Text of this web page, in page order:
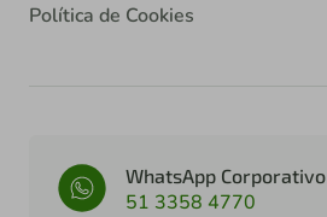
Política de Cookies
WhatsApp Corporativo
51 3358 4770